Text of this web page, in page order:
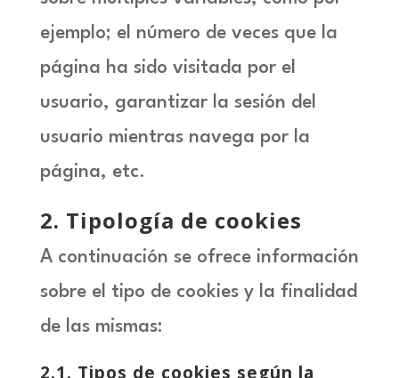
ejemplo; el número de veces que la
página ha sido visitada por el
usuario, garantizar la sesión del
usuario mientras navega por la
página, etc.
2. Tipología de cookies
A continuación se ofrece información
sobre el tipo de cookies y la finalidad
de las mismas:
2.1. Tipos de cookies según la